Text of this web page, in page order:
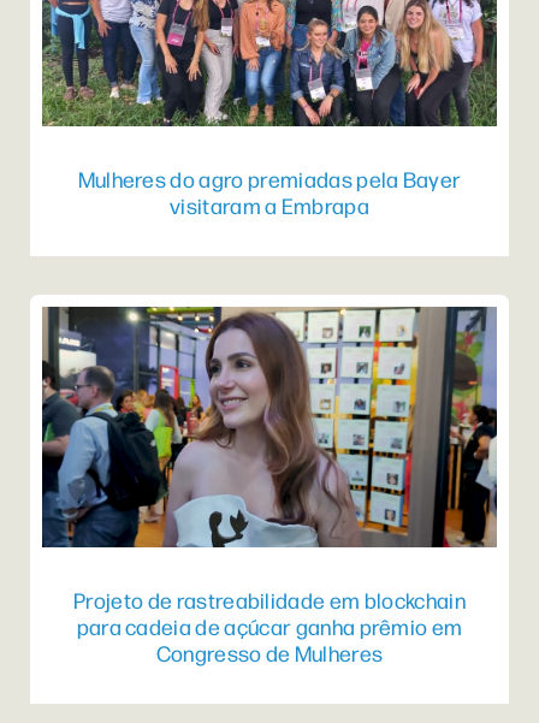
Mulheres do agro premiadas pela Bayer
visitaram a Embrapa
Projeto de rastreabilidade em blockchain
para cadeia de açúcar ganha prêmio em
Congresso de Mulheres